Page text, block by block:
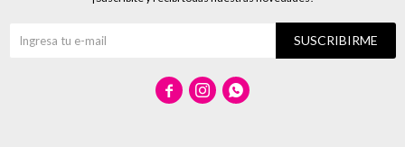
SUSCRIBIRME
  